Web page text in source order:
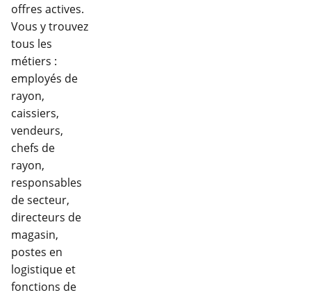
offres actives.
Vous y trouvez
tous les
métiers :
employés de
rayon,
caissiers,
vendeurs,
chefs de
rayon,
responsables
de secteur,
directeurs de
magasin,
postes en
logistique et
fonctions de